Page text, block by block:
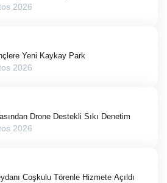
2026
Yeni Kaykay Park
2026
Drone Destekli Sıkı Denetim
2026
Coşkulu Törenle Hizmete Açıldı